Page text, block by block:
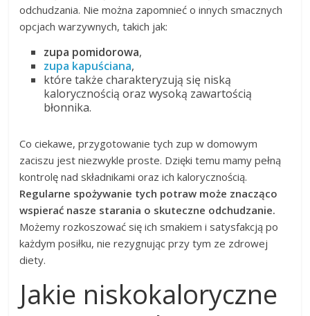
odchudzania. Nie można zapomnieć o innych smacznych
opcjach warzywnych, takich jak:
zupa pomidorowa,
zupa kapuściana,
które także charakteryzują się niską
kalorycznością oraz wysoką zawartością
błonnika.
Co ciekawe, przygotowanie tych zup w domowym
zaciszu jest niezwykle proste. Dzięki temu mamy pełną
kontrolę nad składnikami oraz ich kalorycznością.
Regularne spożywanie tych potraw może znacząco
wspierać nasze starania o skuteczne odchudzanie.
Możemy rozkoszować się ich smakiem i satysfakcją po
każdym posiłku, nie rezygnując przy tym ze zdrowej
diety.
Jakie niskokaloryczne